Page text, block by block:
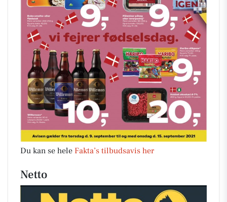
Du kan se hele Fakta’s tilbudsavis her
Netto